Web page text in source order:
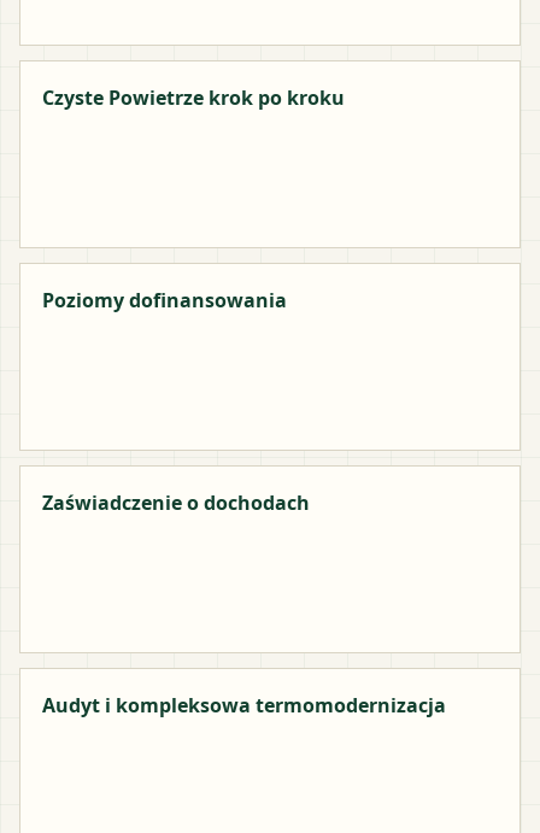
Czyste Powietrze krok po kroku
Poziomy dofinansowania
Zaświadczenie o dochodach
Audyt i kompleksowa termomodernizacja